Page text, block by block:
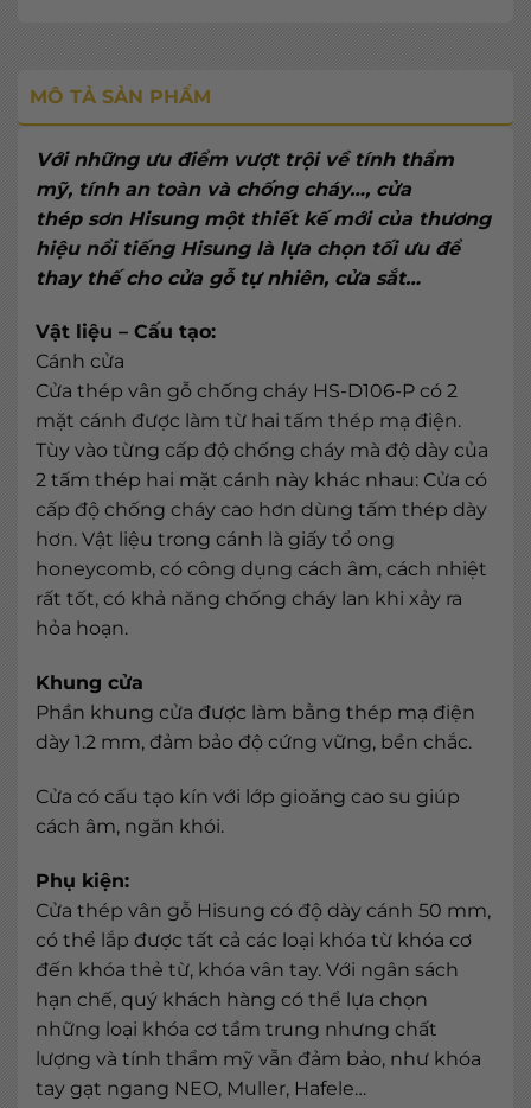
MÔ TẢ SẢN PHẨM
Với những ưu điểm vượt trội về tính thẩm
mỹ, tính an toàn và chống cháy…, cửa
thép sơn Hisung một thiết kế mới của thương
hiệu nổi tiếng Hisung là lựa chọn tối ưu để
thay thế cho cửa gỗ tự nhiên, cửa sắt…
Vật liệu – Cấu tạo:
Cánh cửa
Cửa thép vân gỗ chống cháy HS-D106-P có 2
mặt cánh được làm từ hai tấm thép mạ điện.
Tùy vào từng cấp độ chống cháy mà độ dày của
2 tấm thép hai mặt cánh này khác nhau: Cửa có
cấp độ chống cháy cao hơn dùng tấm thép dày
hơn. Vật liệu trong cánh là giấy tổ ong
honeycomb, có công dụng cách âm, cách nhiệt
rất tốt, có khả năng chống cháy lan khi xảy ra
hỏa hoạn.
Khung cửa
Phần khung cửa được làm bằng thép mạ điện
dày 1.2 mm, đảm bảo độ cứng vững, bền chắc.
Cửa có cấu tạo kín với lớp gioăng cao su giúp
cách âm, ngăn khói.
Phụ kiện:
Cửa thép vân gỗ Hisung có độ dày cánh 50 mm,
có thể lắp được tất cả các loại khóa từ khóa cơ
đến khóa thẻ từ, khóa vân tay. Với ngân sách
hạn chế, quý khách hàng có thể lựa chọn
những loại khóa cơ tầm trung nhưng chất
lượng và tính thẩm mỹ vẫn đảm bảo, như khóa
tay gạt ngang NEO, Muller, Hafele…